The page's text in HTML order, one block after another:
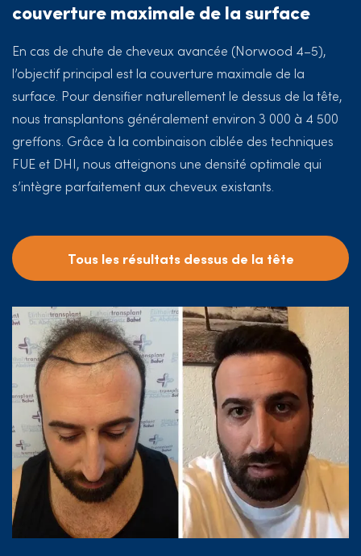
couverture maximale de la surface
En cas de chute de cheveux avancée (Norwood 4–5),
l’objectif principal est la couverture maximale de la
surface. Pour densifier naturellement le dessus de la tête,
nous transplantons généralement environ 3 000 à 4 500
greffons. Grâce à la combinaison ciblée des techniques
FUE et DHI, nous atteignons une densité optimale qui
s’intègre parfaitement aux cheveux existants.
Tous les résultats dessus de la tête